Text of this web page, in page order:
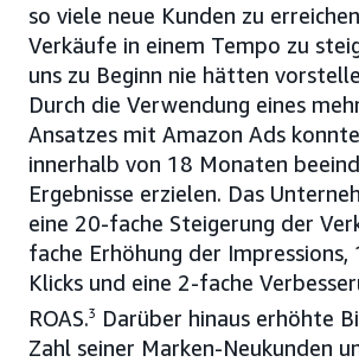
so viele neue Kunden zu
Verkäufe in einem Tempo zu
uns zu Beginn nie hätten
Durch die Verwendung eines
Ansatzes mit Amazon Ads
innerhalb von 18 Monaten
Ergebnisse erzielen. Das
eine 20-fache Steigerung der
fache Erhöhung der
Klicks und eine 2-fache
ROAS.3
Darüber hinaus erhöhte
Zahl seiner Marken-Neukunden